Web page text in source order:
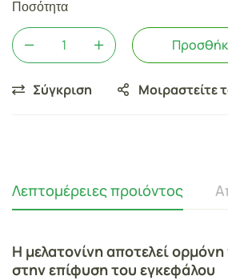
Ποσότητα
Σύγκριση Μοιραστείτε
Λεπτομέρειες προιόντος
Η μελατονίνη αποτελεί
στην επίφυση του εγκεφάλου